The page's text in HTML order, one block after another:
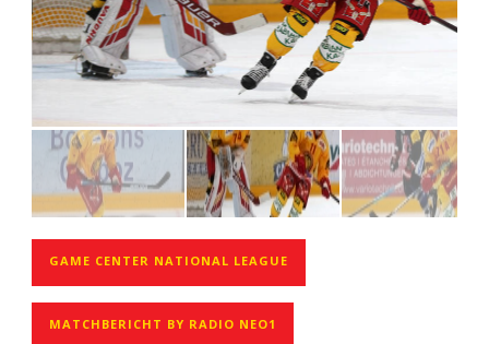
GAME CENTER NATIONAL LEAGUE
MATCHBERICHT BY RADIO NEO1